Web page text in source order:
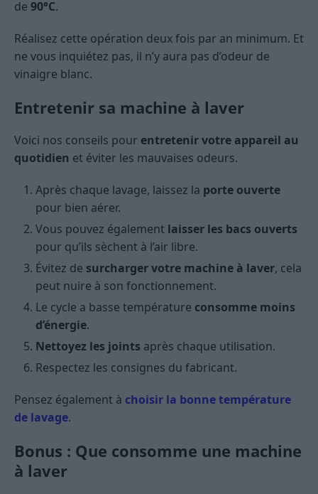
de 90°C.
Réalisez cette opération deux fois par an minimum. Et
ne vous inquiétez pas, il n’y aura pas d’odeur de
vinaigre blanc.
Entretenir sa machine à laver
Voici nos conseils pour entretenir votre appareil au
quotidien et éviter les mauvaises odeurs.
Après chaque lavage, laissez la porte ouverte
pour bien aérer.
Vous pouvez également laisser les bacs ouverts
pour qu’ils sèchent à l’air libre.
Évitez de surcharger votre machine à laver, cela
peut nuire à son fonctionnement.
Le cycle a basse température consomme moins
d’énergie.
Nettoyez les joints après chaque utilisation.
Respectez les consignes du fabricant.
Pensez également à choisir la bonne température
de lavage.
Bonus : Que consomme une machine
à laver